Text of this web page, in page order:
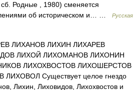
Родные , 1980) сменяется
об историческом и… …
Русская
ЛИХАНОВ ЛИХИН ЛИХАРЕВ
ЛИХОЙ ЛИХОМАНОВ ЛИХОНИН
ЛИХОХВОСТОВ ЛИХОШЕРСТОВ
Существует целое гнездо
Лихин, Лиховидов, Лихохвостов и